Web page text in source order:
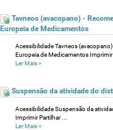
Tavneos (avacopano) -
Europeia de Medicamentos
Acessibilidade Tavneos
Europeia de Medicamentos Imprimir
Ler Mais»
Suspensão da atividade do
Acessibilidade Suspensão da
Imprimir Partilhar ...
Ler Mais»